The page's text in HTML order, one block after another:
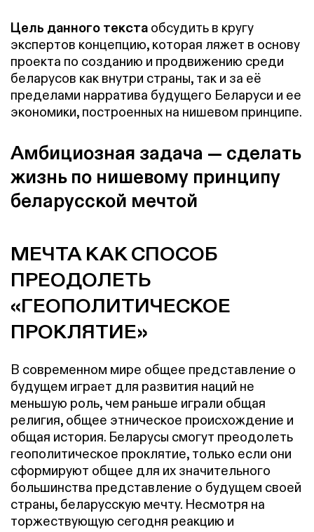
Цель данного текста обсудить в кругу
экспертов концепцию, которая ляжет в основу
проекта по созданию и продвижению среди
беларусов как внутри страны, так и за её
пределами нарратива будущего Беларуси и ее
экономики, построенных на нишевом принципе.
Амбициозная задача — сделать
жизнь по нишевому принципу
беларусской мечтой
МЕЧТА КАК СПОСОБ
ПРЕОДОЛЕТЬ
«ГЕОПОЛИТИЧЕСКОЕ
ПРОКЛЯТИЕ»
В современном мире общее представление о
будущем играет для развития наций не
меньшую роль, чем раньше играли общая
религия, общее этническое происхождение и
общая история. Беларусы смогут преодолеть
геополитическое проклятие, только если они
сформируют общее для их значительного
большинства представление о будущем своей
страны, беларусскую мечту. Несмотря на
торжествующую сегодня реакцию и